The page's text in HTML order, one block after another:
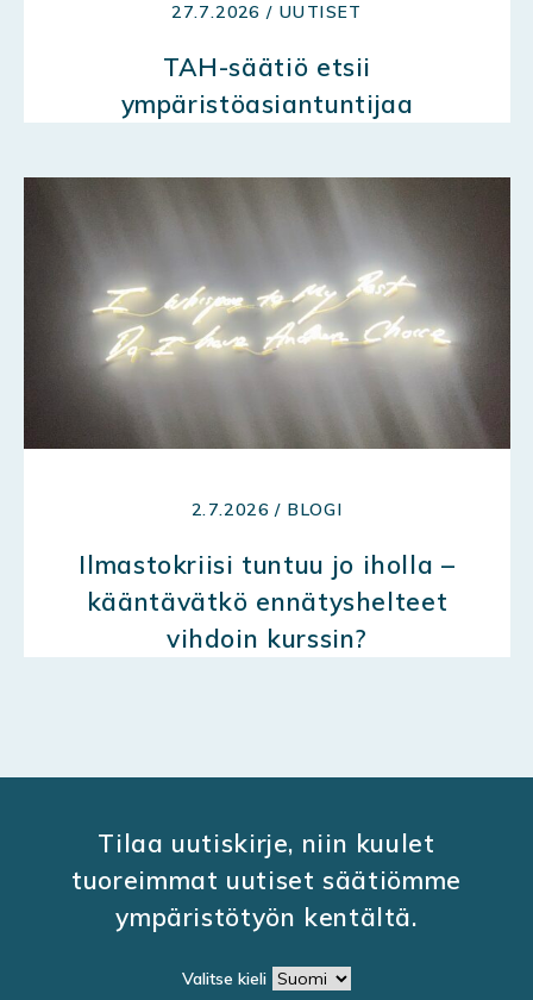
27.7.2026 / UUTISET
TAH-säätiö etsii
ympäristöasiantuntijaa
2.7.2026 / BLOGI
Ilmastokriisi tuntuu jo iholla –
kääntävätkö ennätyshelteet
vihdoin kurssin?
Tilaa uutiskirje, niin kuulet
tuoreimmat uutiset säätiömme
ympäristötyön kentältä.
Valitse kieli